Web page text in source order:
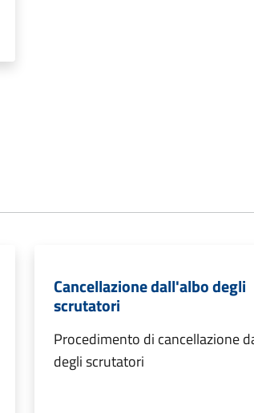
Cancellazione dall'albo degli
scrutatori
Procedimento di cancellazione
degli scrutatori